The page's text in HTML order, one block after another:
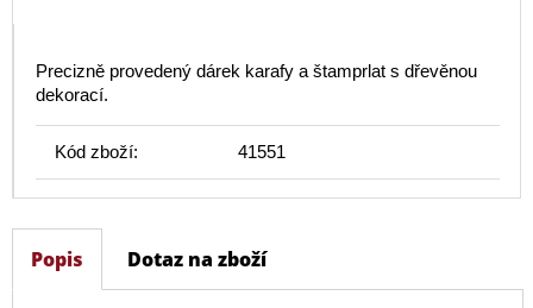
Precizně provedený dárek karafy a štamprlat s dřevěnou
dekorací.
Kód zboží: 41551
Popis Dotaz na zboží